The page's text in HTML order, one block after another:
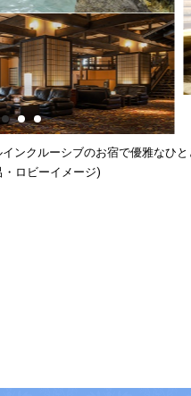
ンクルーシブのお宿で優雅なひと
・ロビーイメージ)